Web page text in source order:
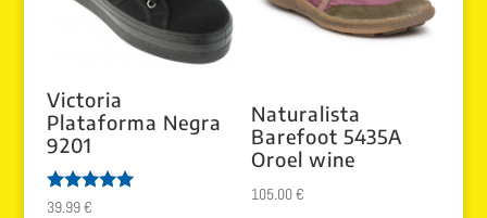
Victoria
Plataforma Negra
9201
Valorado
39.99€
Naturalista
Barefoot 5435A
Oroel wine
105.00€